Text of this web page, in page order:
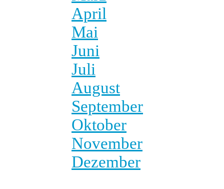
April
Mai
Juni
Juli
August
September
Oktober
November
Dezember